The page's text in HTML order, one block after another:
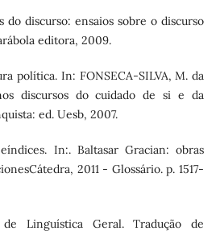
do discurso: ensaios sobre o discurso
editora, 2009.
política. In: FONSECA-SILVA, M. da
discursos do cuidado de si e da
ed. Uesb, 2007.
In:. Baltasar Gracian: obras
2011 - Glossário. p. 1517-
de Linguística Geral. Tradução de